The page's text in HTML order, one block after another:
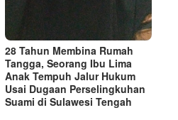
28 Tahun Membina Rumah
Tangga, Seorang Ibu Lima
Anak Tempuh Jalur Hukum
Usai Dugaan Perselingkuhan
Suami di Sulawesi Tengah